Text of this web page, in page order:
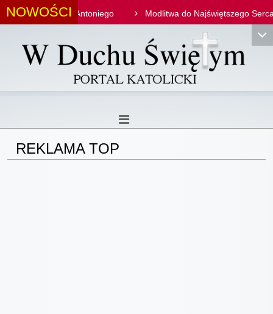
NOWOŚCI
świętego Antoniego Modlitwa do Najświętszego Serca
REKLAMA TOP